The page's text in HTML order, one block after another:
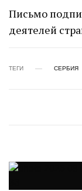
Письмо
деятелей
ТЕГИ СЕРБИЯ